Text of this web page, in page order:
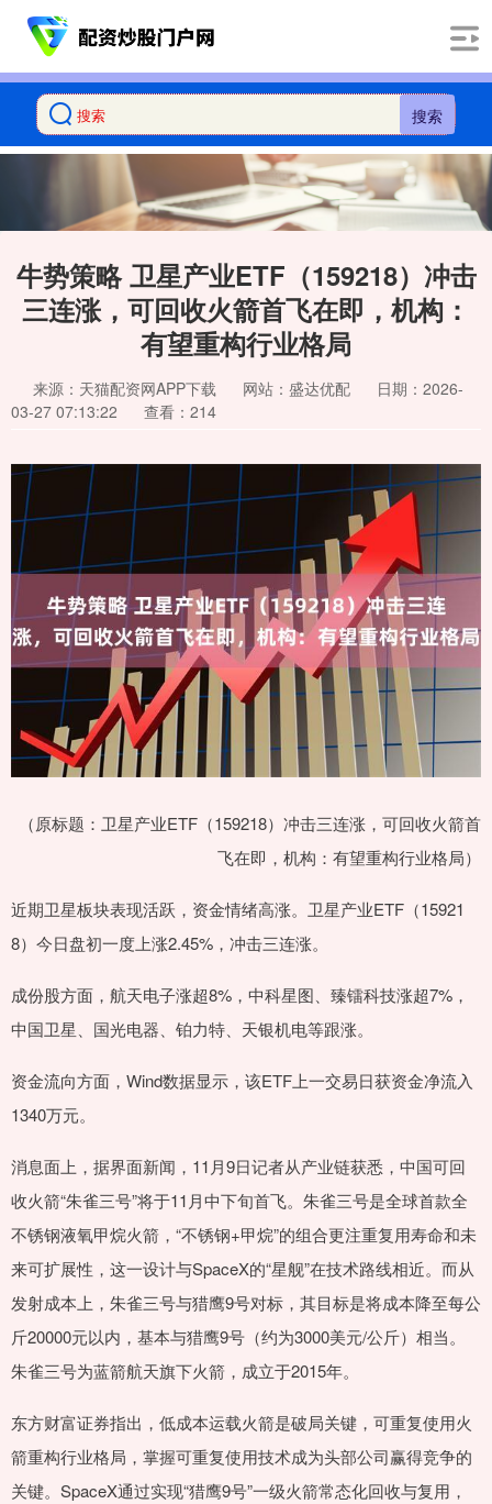
搜索
牛势策略 卫星产业ETF（159218）冲击
三连涨，可回收火箭首飞在即，机构：
有望重构行业格局
来源：天猫配资网APP下载 网站：盛达优配
日期：2026-
03-27 07:13:22
查看：214
（原标题：卫星产业ETF（159218）冲击三连涨，可回收火箭首
飞在即，机构：有望重构行业格局）
近期卫星板块表现活跃，资金情绪高涨。卫星产业ETF（15921
8）今日盘初一度上涨2.45%，冲击三连涨。
成份股方面，航天电子涨超8%，中科星图、臻镭科技涨超7%，
中国卫星、国光电器、铂力特、天银机电等跟涨。
资金流向方面，Wind数据显示，该ETF上一交易日获资金净流入
1340万元。
消息面上，据界面新闻，11月9日记者从产业链获悉，中国可回
收火箭“朱雀三号”将于11月中下旬首飞。朱雀三号是全球首款全
不锈钢液氧甲烷火箭，“不锈钢+甲烷”的组合更注重复用寿命和未
来可扩展性，这一设计与SpaceX的“星舰”在技术路线相近。而从
发射成本上，朱雀三号与猎鹰9号对标，其目标是将成本降至每公
斤20000元以内，基本与猎鹰9号（约为3000美元/公斤）相当。
朱雀三号为蓝箭航天旗下火箭，成立于2015年。
东方财富证券指出，低成本运载火箭是破局关键，可重复使用火
箭重构行业格局，掌握可重复使用技术成为头部公司赢得竞争的
关键。SpaceX通过实现“猎鹰9号”一级火箭常态化回收与复用，